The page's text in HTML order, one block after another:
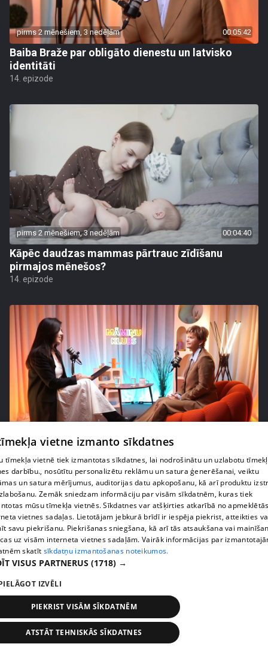
pirms 2 mēnešiem, 3 nedēļām 00:05:42
Baiba Braže par obligāto dienestu un latvisko
identitāti
14. epizode
pirms 2 mēnešiem, 3 nedēļām 00:04:40
Kāpēc daudzas mammas pārtrauc zīdīšanu
pirmajos mēnešos?
14. epizode
radīšanu?
14. epizode
pirms 3 mēnešiem
vietne izmanto sīkdatnes
tīmekļa vietnē tiek izmantotas sīkdatnes, lai nodrošinātu un uzlabotu
darbību., nosūtītu personalizētu reklāmu un satura ģenerēšanai, veiktu
un satura mērījumus, auditorijas datu apkopošanu, kā arī produktu
Zemāk sniedzam informāciju par visām sīkdatnēm, kuras tiek
mūsu tīmekļa vietnēs. Sīkdatnes var atšķirties atkarībā no
vietnes sadaļas. Lietotājam jebkurā brīdī ir iespēja piekrist, atteikties
savu piekrišanu. Piekrišanas sniegšana, kā arī tās atsaukšana vai
uz visām interneta vietnes sadaļām. Vairāk informācijas par
skatīt sīkdatņu izmantošanas noteikumos.
VISUS PARTNERUS (1718) →
IZVĒLI
PIEKRIST VISĀM SĪKDATNĒM
ATSTĀT TEHNISKĀS SĪKDATNES